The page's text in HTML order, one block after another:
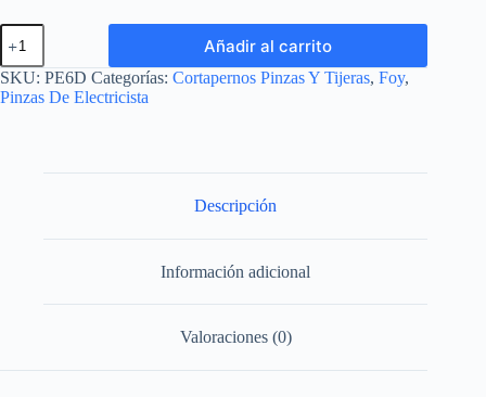
Pinza
para
electricista
con
mango
Añadir al carrito
SKU: PE6D Categorías: Cortapernos Pinzas Y Tijeras, Foy,
Pinzas De Electricista
Descripción
Información adicional
Valoraciones (0)